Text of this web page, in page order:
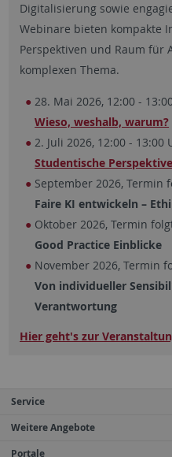
Digitalisierung sowie
Webinare bieten kompakte
Perspektiven und Raum für
komplexen Thema.
28. Mai 2026, 12:00 -
Wieso, weshalb, warum?
2. Juli 2026, 12:00 - 13:00
Studentische
September 2026, Termin
Faire KI entwickeln –
Oktober 2026, Termin
Good Practice Einblicke
November 2026, Termin
Von individueller
Verantwortung
Hier geht's zur
Service
Weitere Angebote
Portale